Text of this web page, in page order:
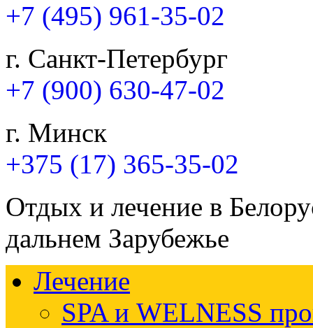
+7 (495) 961-35-02
г. Санкт-Петербург
+7 (900) 630-47-02
г. Минск
+375 (17) 365-35-02
Отдых и лечение в
дальнем Зарубежье
Лечение
SPA и WELNESS